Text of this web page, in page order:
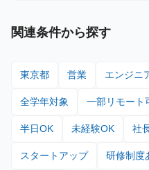
関連条件から探す
東京都 営業 エンジニ
全学年対象 一部リモート
半日OK 未経験OK 社
スタートアップ 研修制度